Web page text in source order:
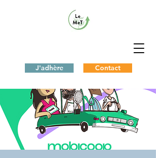
J'adhère Contact